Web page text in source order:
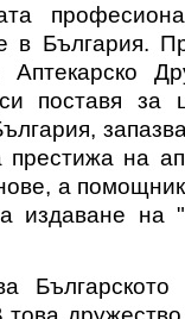
в България.
Аптекарско
поставя за
на
а
издаване на